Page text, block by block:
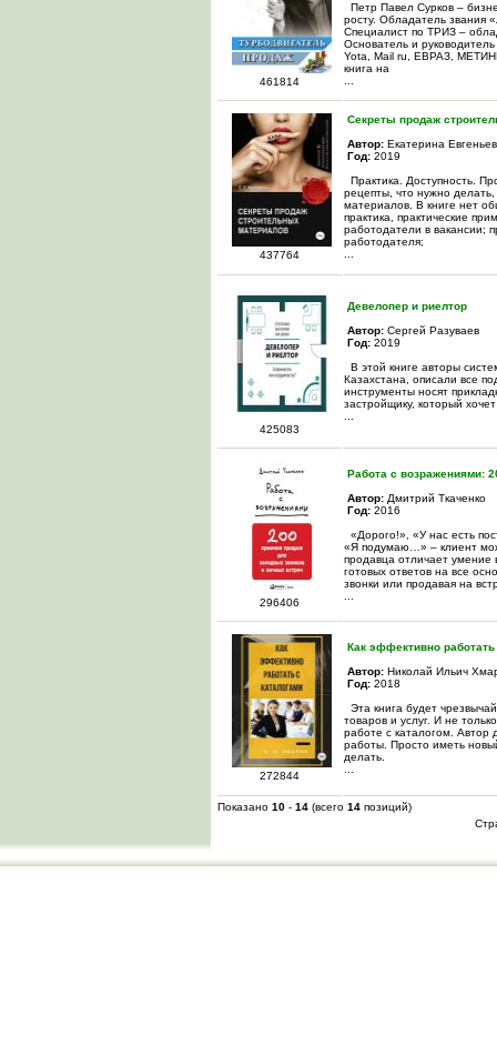
461814
Петр Павел Сурков –
росту. Обладатель звания
Специалист по ТРИЗ –
Основатель и
Yota, Mail ru, ЕВРАЗ,
книга на
437764
Секреты продаж
Автор: Екатерина
Год: 2019
Практика. Доступность.
рецепты, что нужно
материалов. В книге нет
практика, практические
работодатели в вакансии;
работодателя;
425083
Девелопер и риелтор
Автор: Сергей Разуваев
Год: 2019
В этой книге авторы
Казахстана, описали все
инструменты носят
застройщику, который
296406
Работа с возражениями:
Автор: Дмитрий Ткаченко
Год: 2016
«Дорого!», «У нас есть
«Я подумаю…» – клиент
продавца отличает умение
готовых ответов на все
звонки или продавая на
272844
Как эффективно работать
Автор: Николай Ильич
Год: 2018
Эта книга будет
товаров и услуг. И не
работе с каталогом.
работы. Просто иметь
делать.
Показано 10 - 14 (всего 14 позиций)